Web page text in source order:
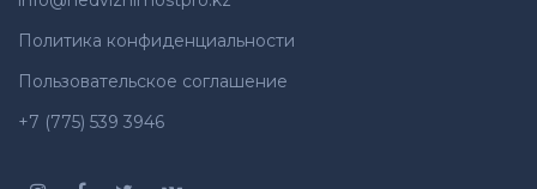
Политика конфиденциальности
Пользовательское соглашение
+7 (775) 539 3946